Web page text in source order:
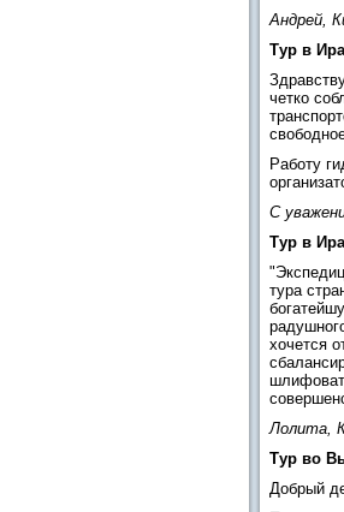
Андрей,
Тур в
четко
Работу
С
Тур в
тура
хочется
Лолита,
Тур во
Добрый